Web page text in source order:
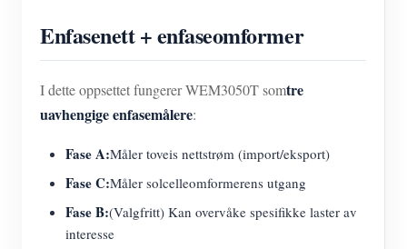
Enfasenett + enfaseomformer
I dette oppsettet fungerer WEM3050T somtre
uavhengige enfasemålere:
Fase A:Måler toveis nettstrøm (import/eksport)
Fase C:Måler solcelleomformerens utgang
Fase B:(Valgfritt) Kan overvåke spesifikke laster av
interesse